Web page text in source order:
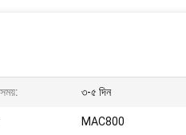
৩-৫ দিন
MAC800